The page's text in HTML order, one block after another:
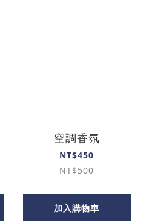
空調香氛
NT$450
NT$500
加入購物車